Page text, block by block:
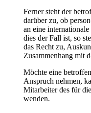
Ferner steht der
darüber zu, ob
an eine
dies der Fall ist, so
das Recht zu,
Zusammenhang mit
Möchte eine
Anspruch nehmen,
Mitarbeiter des für
wenden.